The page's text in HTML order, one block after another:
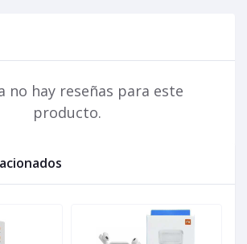
no hay reseñas para este
producto.